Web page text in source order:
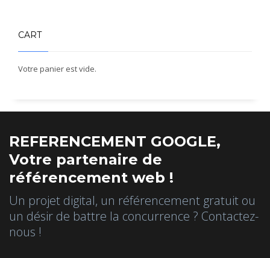
CART
Votre panier est vide.
REFERENCEMENT GOOGLE,
Votre partenaire de
référencement web !
Un projet digital, un référencement gratuit ou
un désir de battre la concurrence ? Contactez-
nous !